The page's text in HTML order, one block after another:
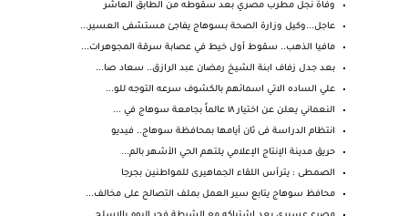
وفاة نجل مطرب مصري بعد سقوطه من الطابق العاشر
عاجل...وكيل وزارة الصحة بسوهاج يفاجئ مستشفى العسير...
مافيا الذهب.. سقوط أول خيط في عصابة سرقة المجوهرات...
بعد جدل زفاف ابنة الشيخ رمضان عبد الرازق.. سعاد صا...
علي الساده الاتي اسمائهم بالكشوف سرعه التوجه للو...
النعماني يعلن عن اختيار ١٨ عالماً بجامعة سوهاج في ...
انتظام الدراسة فى ثان أيامها بمحافظة سوهاج.. فيديو
حريق مدينة الإنتاج الإعلامي يلتهم الحي الأشهر بالم...
الصمطى : يترأس اللقاء الجماهيرى للمواطنين بجرجا
محافظ سوهاج يتابع سير العمل بملف التصالح على مخالف...